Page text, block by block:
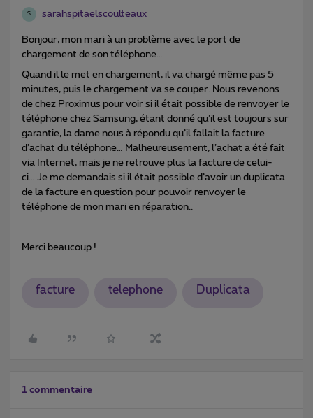
S sarahspitaelscoulteaux
Bonjour, mon mari à un problème avec le port de
chargement de son téléphone…
Quand il le met en chargement, il va chargé même pas 5
minutes, puis le chargement va se couper. Nous revenons
de chez Proximus pour voir si il était possible de renvoyer le
téléphone chez Samsung, étant donné qu’il est toujours sur
garantie, la dame nous à répondu qu’il fallait la facture
d’achat du téléphone… Malheureusement, l’achat a été fait
via Internet, mais je ne retrouve plus la facture de celui-
ci… Je me demandais si il était possible d’avoir un duplicata
de la facture en question pour pouvoir renvoyer le
téléphone de mon mari en réparation..
Merci beaucoup !
facture telephone Duplicata
1 commentaire